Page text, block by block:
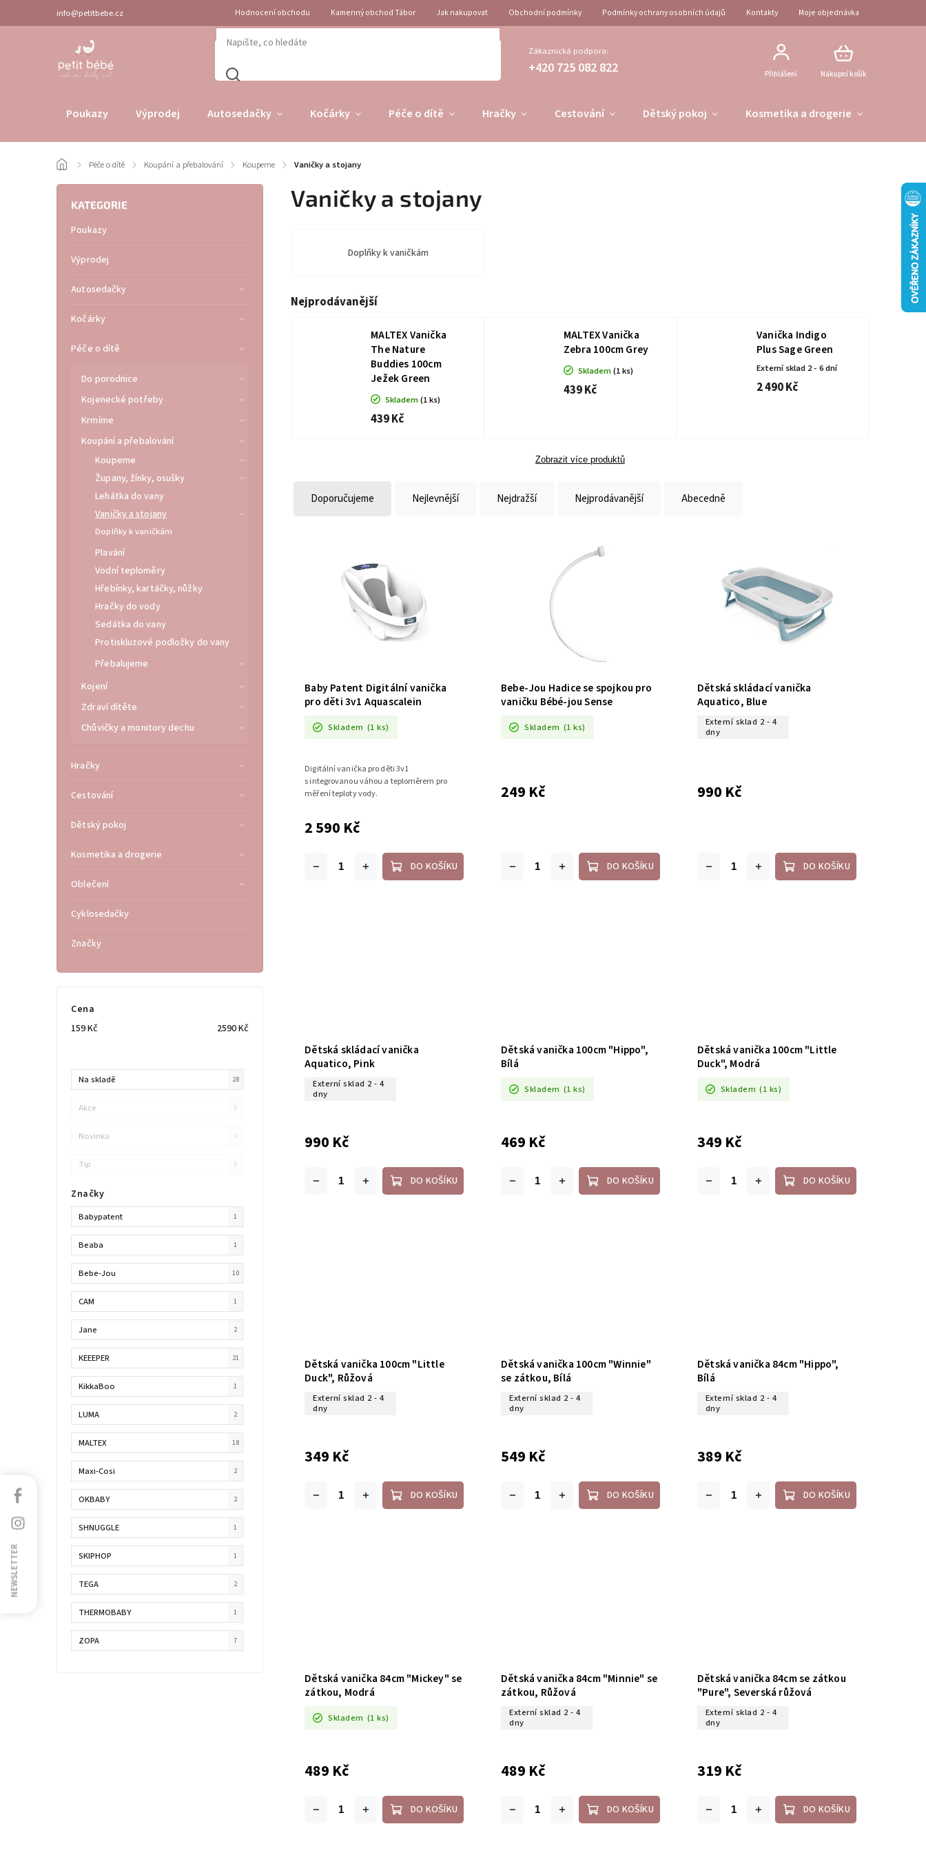
info@petitbebe.cz Hodnocení obchodu Kamenný obchod Tábor Jak nakupovat Obchodní podmínky Podmínky ochrany osobních údajů Kontakty Moje objednávka
Zákaznická podpora:
+420 725 082 822 Nákupní košík
Přihlášení
Poukazy Výprodej Autosedačky Kočárky Péče o dítě Hračky Cestování Dětský pokoj Kosmetika a drogerie
/ Péče o dítě / Koupání a přebalování / Koupeme / Vaničky a stojany
KATEGORIE
Poukazy
Výprodej
Autosedačky
Kočárky
Péče o dítě
Do porodnice
Kojenecké potřeby
Krmíme
Koupání a přebalování
Koupeme
Župany, žínky, osušky
Lehátka do vany
Vaničky a stojany
Doplňky k vaničkám
Plavání
Vodní teploměry
Hřebínky, kartáčky, nůžky
Hračky do vody
Sedátka do vany
Protiskluzové podložky do vany
Přebalujeme
Kojení
Zdraví dítěte
Chůvičky a monitory dechu
Hračky
Cestování
Dětský pokoj
Kosmetika a drogerie
Oblečení
Cyklosedačky
Značky
Cena
159Kč 2590Kč
Na skladě 28
Akce 0
Novinka 0
Tip 0
Značky
Babypatent 1
Beaba 1
Bebe-Jou 10
CAM 1
Jane 2
KEEEPER 21
KikkaBoo 1
LUMA 2
MALTEX 18
Maxi-Cosi 2
OKBABY 2
SHNUGGLE 1
SKIPHOP 1
TEGA 2
THERMOBABY 1
ZOPA 7
Vaničky a stojany
Doplňky k vaničkám
Nejprodávanější
MALTEX Vanička
The Nature
Buddies 100cm
Ježek Green
Skladem(1 ks)
439 Kč
MALTEX Vanička
Zebra 100cm Grey
Skladem(1 ks)
439 Kč
Vanička Indigo
Plus Sage Green
Externí sklad 2 - 6 dní
2 490 Kč
Zobrazit více produktů
Doporučujeme Nejlevnější Nejdražší Nejprodávanější Abecedně
Baby Patent Digitální vanička
pro děti 3v1 Aquascalein
Skladem (1 ks)
2 590 Kč
DO KOŠÍKU
Digitální vanička pro děti 3v1
s integrovanou váhou a teploměrem pro
měření teploty vody.
Bebe-Jou Hadice se spojkou pro
vaničku Bébé-jou Sense
Skladem (1 ks)
249 Kč
DO KOŠÍKU
Dětská skládací vanička
Aquatico, Blue
Externí sklad 2 - 4
dny
990 Kč
DO KOŠÍKU
Dětská skládací vanička
Aquatico, Pink
Externí sklad 2 - 4
dny
990 Kč
DO KOŠÍKU
Dětská vanička 100cm "Hippo",
Bílá
Skladem (1 ks)
469 Kč
DO KOŠÍKU
Dětská vanička 100cm "Little
Duck", Modrá
Skladem (1 ks)
349 Kč
DO KOŠÍKU
Dětská vanička 100cm "Little
Duck", Růžová
Externí sklad 2 - 4
dny
349 Kč
DO KOŠÍKU
Dětská vanička 100cm "Winnie"
se zátkou, Bílá
Externí sklad 2 - 4
dny
549 Kč
DO KOŠÍKU
Dětská vanička 84cm "Hippo",
Bílá
Externí sklad 2 - 4
dny
389 Kč
DO KOŠÍKU
Dětská vanička 84cm "Mickey" se
zátkou, Modrá
Skladem (1 ks)
489 Kč
DO KOŠÍKU
Dětská vanička 84cm "Minnie" se
zátkou, Růžová
Externí sklad 2 - 4
dny
489 Kč
DO KOŠÍKU
Dětská vanička 84cm se zátkou
"Pure", Severská růžová
Externí sklad 2 - 4
dny
319 Kč
DO KOŠÍKU
NEWSLETTER